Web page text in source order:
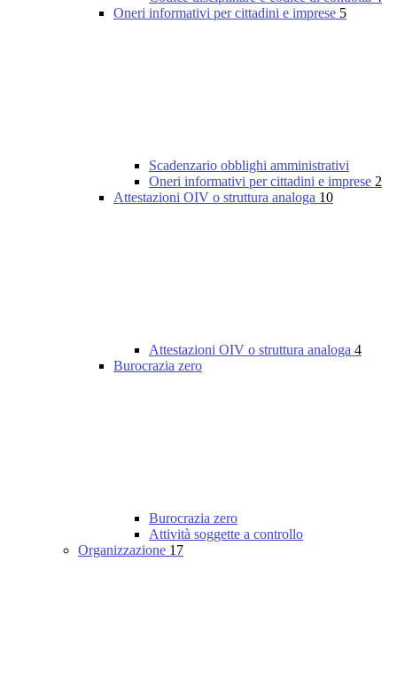
Oneri informativi per cittadini e imprese 5
Scadenzario obblighi amministrativi
Oneri informativi per cittadini e imprese 2
Attestazioni OIV o struttura analoga 10
Attestazioni OIV o struttura analoga 4
Burocrazia zero
Burocrazia zero
Attività soggette a controllo
Organizzazione 17